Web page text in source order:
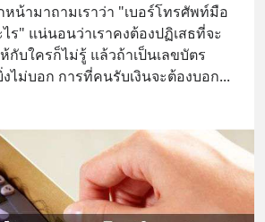
น้ามาถามเราว่า "เบอร์โทรศัพท์มือ
ร" แน่นอนว่าเราคงต้องปฏิเสธที่จะ
กับใครก็ไม่รู้ แล้วถ้าเป็นเลขบัตร
ไม่บอก การที่คนรับเงินจะต้องบอก...